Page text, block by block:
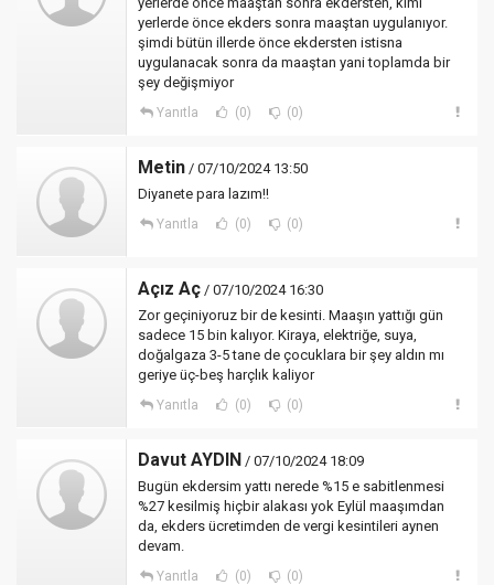
yerlerde önce ekders sonra maaştan uygulanıyor.
şimdi bütün illerde önce ekdersten istisna
uygulanacak sonra da maaştan yani toplamda bir
şey değişmiyor
Yanıtla (0) (0)
Metin / 07/10/2024 13:50
Diyanete para lazım!!
Yanıtla (0) (0)
Açız Aç / 07/10/2024 16:30
Zor geçiniyoruz bir de kesinti. Maaşın yattığı gün
sadece 15 bin kalıyor. Kiraya, elektriğe, suya,
doğalgaza 3-5 tane de çocuklara bir şey aldın mı
geriye üç-beş harçlık kaliyor
Yanıtla (0) (0)
Davut AYDIN / 07/10/2024 18:09
Bugün ekdersim yattı nerede %15 e sabitlenmesi
%27 kesilmiş hiçbir alakası yok Eylül maaşımdan
da, ekders ücretimden de vergi kesintileri aynen
devam.
Yanıtla (0) (0)